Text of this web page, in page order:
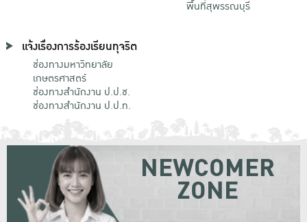
พื้นที่สุพรรณบุรี
แจ้งเรื่องการร้องเรียนทุจริต
ช่องทางมหาวิทยาลัย
เกษตรศาสตร์
ช่องทางสำนักงาน ป.ป.ช.
ช่องทางสำนักงาน ป.ป.ท.
NEWCOMER
ZONE